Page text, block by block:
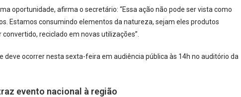
oportunidade, afirma o secretário: “Essa ação não pode ser vista como
Estamos consumindo elementos da natureza, sejam eles produtos
reciclado em novas utilizações”.
deve ocorrer nesta sexta-feira em audiência pública às 14h no auditório da
evento nacional à região